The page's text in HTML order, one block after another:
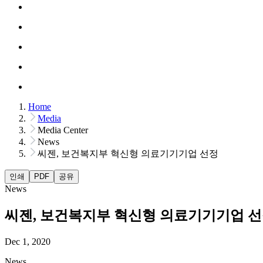
Home
Media
Media Center
News
씨젠, 보건복지부 혁신형 의료기기기업 선정
인쇄 PDF 공유
News
씨젠, 보건복지부 혁신형 의료기기기업
Dec 1, 2020